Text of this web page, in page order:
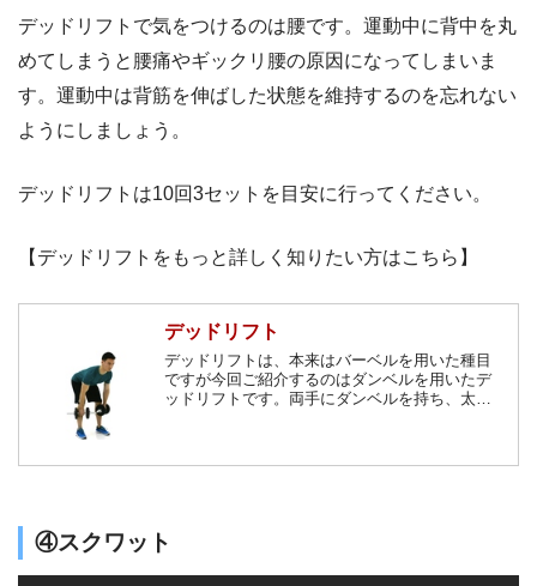
デッドリフトで気をつけるのは腰です。運動中に背中を丸
めてしまうと腰痛やギックリ腰の原因になってしまいま
す。運動中は背筋を伸ばした状態を維持するのを忘れない
ようにしましょう。
デッドリフトは10回3セットを目安に行ってください。
【デッドリフトをもっと詳しく知りたい方はこちら】
デッドリフト
デッドリフトは、本来はバーベルを用いた種目
ですが今回ご紹介するのはダンベルを用いたデ
ッドリフトです。両手にダンベルを持ち、太も
④スクワット